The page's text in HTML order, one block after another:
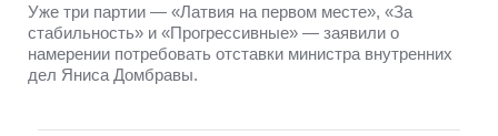
Уже три партии — «Латвия на первом месте», «За
стабильность» и «Прогрессивные» — заявили о
намерении потребовать отставки министра внутренних
дел Яниса Домбравы.